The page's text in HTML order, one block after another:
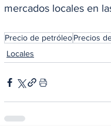
mercados locales en
Precio de petróleoPrecios
Locales